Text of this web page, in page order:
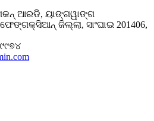
ଆରଡି, ୟାଙ୍ଗୱାଙ୍ଗ
ଜିଲ୍ଲା, ସାଂଘାଇ 201406,